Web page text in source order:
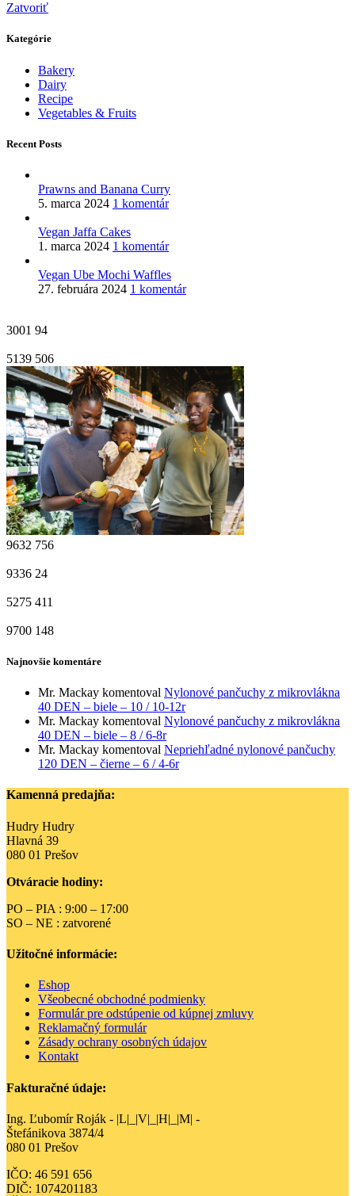
Zatvoriť
Kategórie
Bakery
Dairy
Recipe
Vegetables & Fruits
Recent Posts
Prawns and Banana Curry
5. marca 2024 1 komentár
Vegan Jaffa Cakes
1. marca 2024 1 komentár
Vegan Ube Mochi Waffles
27. februára 2024 1 komentár
3001 94
5139 506
9632 756
9336 24
5275 411
9700 148
Najnovšie komentáre
Mr. Mackay komentoval Nylonové pančuchy z mikrovlákna
40 DEN – biele – 10 / 10-12r
Mr. Mackay komentoval Nylonové pančuchy z mikrovlákna
40 DEN – biele – 8 / 6-8r
Mr. Mackay komentoval Nepriehľadné nylonové pančuchy
120 DEN – čierne – 6 / 4-6r
Kamenná predajňa:
Hudry Hudry
Hlavná 39
080 01 Prešov
Otváracie hodiny:
PO – PIA : 9:00 – 17:00
SO – NE : zatvorené
Užitočné informácie:
Eshop
Všeobecné obchodné podmienky
Formulár pre odstúpenie od kúpnej zmluvy
Reklamačný formulár
Zásady ochrany osobných údajov
Kontakt
Fakturačné údaje:
Ing. Ľubomír Roják - |L|_|V|_|H|_|M| -
Štefánikova 3874/4
080 01 Prešov
IČO: 46 591 656
DIČ: 1074201183